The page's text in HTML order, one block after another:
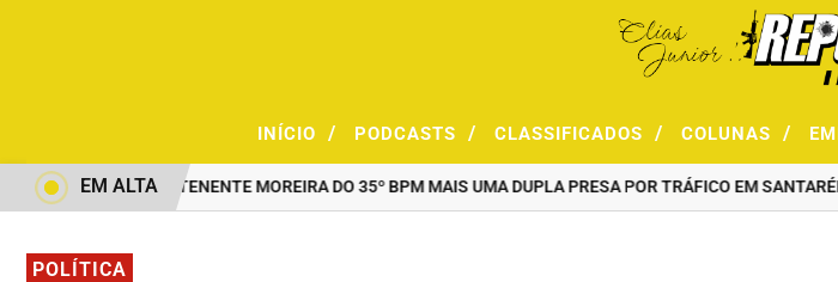
INÍCIO / PODCASTS / CLASSIFICADOS / COLUNAS /
COMANDO DO TENENTE MOREIRA DO 35º BPM MAIS UMA DUPLA PRESA POR TRÁFICO EM SANTARÉM
EM ALTA
POLÍTICA